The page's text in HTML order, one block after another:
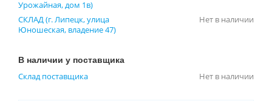
Урожайная, дом 1в)
СКЛАД (г. Липецк, улица
Юношеская, владение 47)
Нет в наличии
В наличии у поставщика
Склад поставщика Нет в наличии